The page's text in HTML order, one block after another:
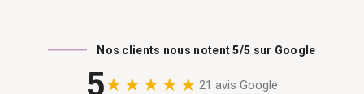
Nos clients nous notent5/5 sur Google
5★★★★★ 21 avis Google